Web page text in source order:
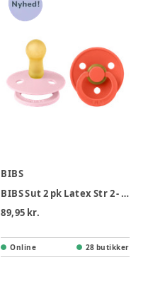
BIBS
BIBS Sut 2 pk Latex Str 2 - Babypink Tango
89,95 kr.
Online 28 butikker